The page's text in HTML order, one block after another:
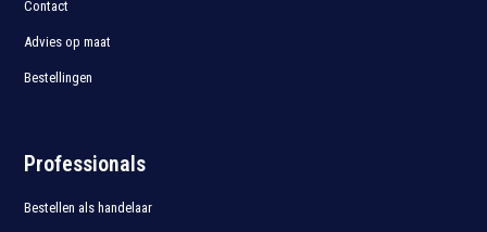
Contact
Advies op maat
Bestellingen
Professionals
Bestellen als handelaar